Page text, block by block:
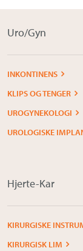
Øvrig kirurgi
Plastisk kirurgi
Kontakt oss
Uro/Gyn
INKONTINENS
KLIPS OG TENGER
UROGYNEKOLOGI
UROLOGISKE
Hjerte-Kar
KIRURGISKE
KIRURGISK LIM